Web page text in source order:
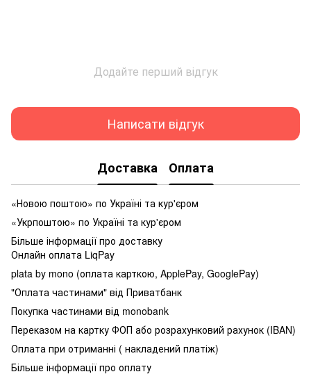
Додайте перший відгук
Написати відгук
Доставка Оплата
«Новою поштою» по Україні та кур'єром
«Укрпоштою» по Україні та кур'єром
Більше інформації про доставку
Онлайн оплата LiqPay
plata by mono (оплата карткою, ApplePay, GooglePay)
"Оплата частинами" від Приватбанк
Покупка частинами від monobank
Переказом на картку ФОП або розрахунковий рахунок (IBAN)
Оплата при отриманні ( накладений платіж)
Більше інформації про оплату